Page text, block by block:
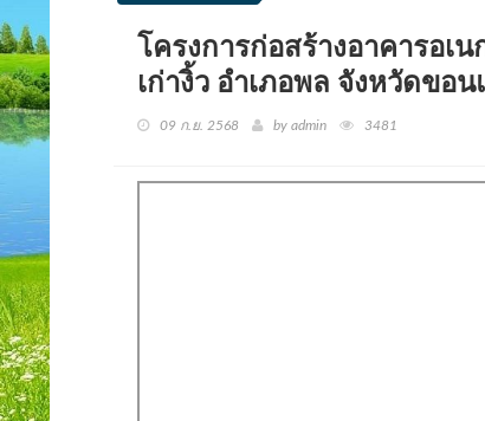
โครงการก่อสร้างอาคารอ
เก่างิ้ว อำเภอพล จังหวัดข
09 ก.ย. 2568 by admin 3481